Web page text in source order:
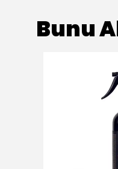
Bunu